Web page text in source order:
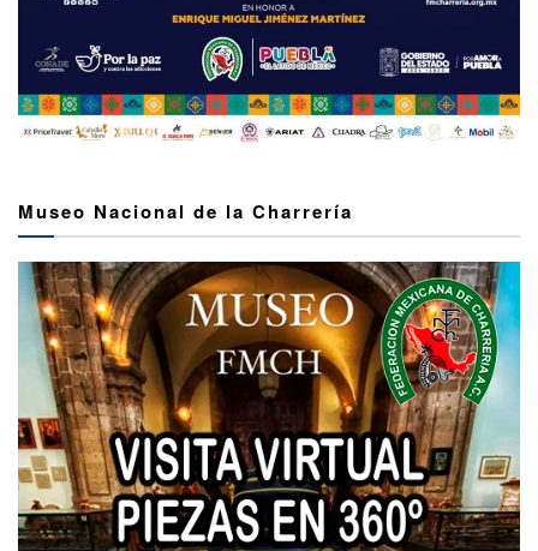
Museo Nacional de la Charrería